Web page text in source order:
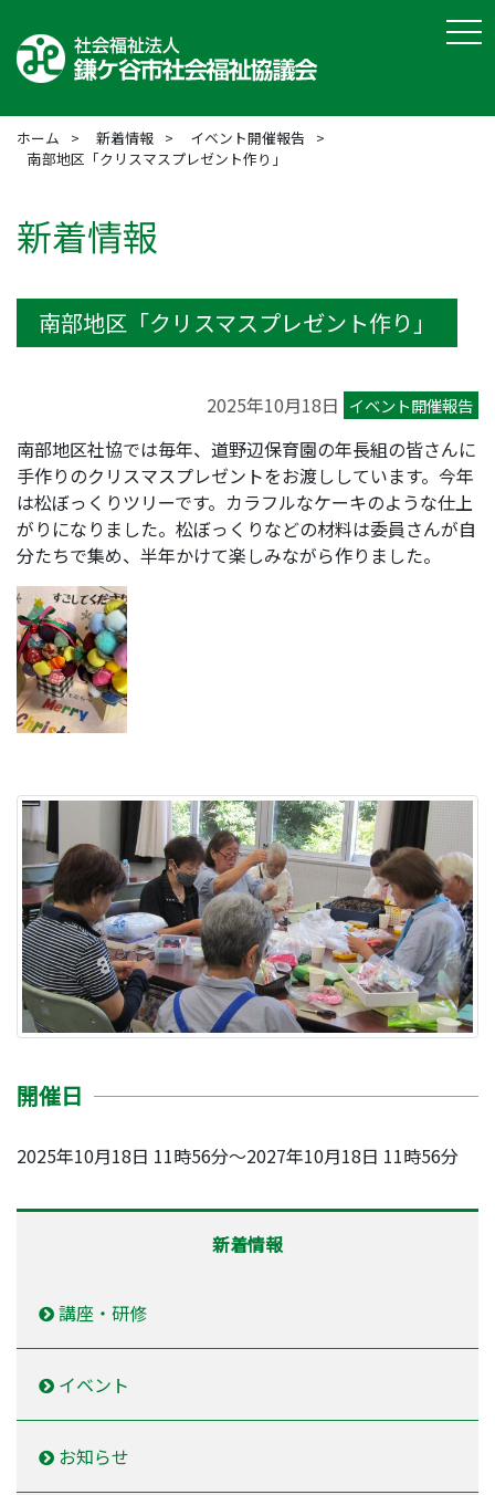
ホーム 新着情報
イベント開催報告
南部地区「クリスマスプレゼント作り」
新着情報
南部地区「クリスマスプレゼント作り」
2025年10月18日 イベント開催報告
南部地区社協では毎年、道野辺保育園の年長組の皆さんに
手作りのクリスマスプレゼントをお渡ししています。今年
は松ぼっくりツリーです。カラフルなケーキのような仕上
がりになりました。松ぼっくりなどの材料は委員さんが自
分たちで集め、半年かけて楽しみながら作りました。
開催日
2025年10月18日 11時56分～2027年10月18日 11時56分
新着情報
講座・研修
イベント
お知らせ